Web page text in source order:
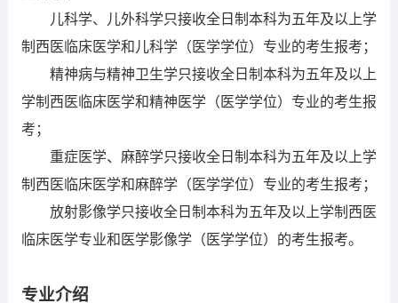
儿科学、儿外科学只接收全日制本科为五年及以上学
制西医临床医学和儿科学（医学学位）专业的考生报考；
精神病与精神卫生学只接收全日制本科为五年及以上
学制西医临床医学和精神医学（医学学位）专业的考生报
考；
重症医学、麻醉学只接收全日制本科为五年及以上学
制西医临床医学和麻醉学（医学学位）专业的考生报考；
放射影像学只接收全日制本科为五年及以上学制西医
临床医学专业和医学影像学（医学学位）的考生报考。
专业介绍